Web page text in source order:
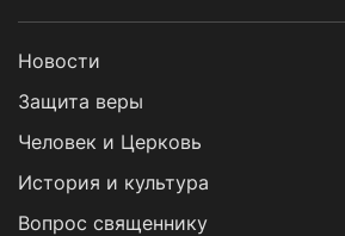
Новости
Защита веры
Человек и Церковь
История и культура
Вопрос священнику